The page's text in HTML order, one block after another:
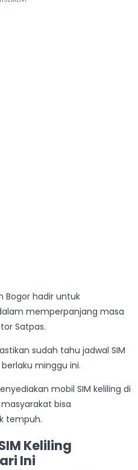
Bogor hadir untuk
memperpanjang masa
Satpas.
sudah tahu jadwal SIM
minggu ini.
mobil SIM keliling di
bisa
tempuh.
Keliling
Ini